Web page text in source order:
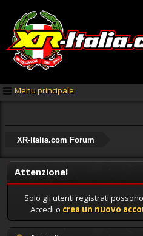
Menu principale
XR-Italia.com Forum
Attenzione!
Solo gli utenti registrati
Accedi o crea un nuovo